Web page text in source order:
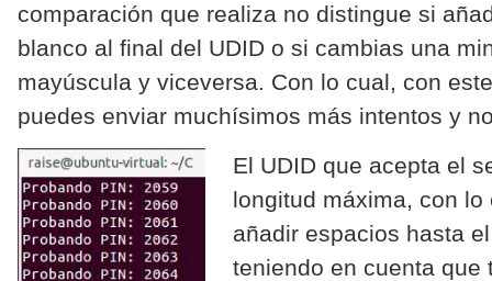
comparación que realiza no distingue si
blanco al final del UDID o si cambias una
mayúscula y viceversa. Con lo cual, con
puedes enviar muchísimos más intentos y
El UDID que acepta el
longitud máxima, con lo
añadir espacios hasta
teniendo en cuenta que